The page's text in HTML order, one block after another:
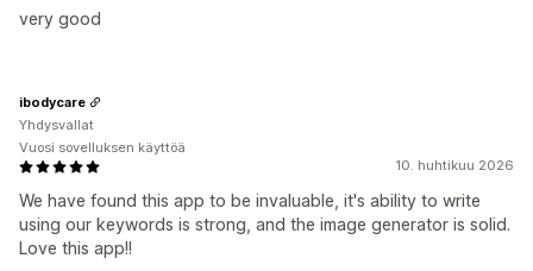
very good
10. huhtikuu 2026
We have found this app to be invaluable, it's ability to write
using our keywords is strong, and the image generator is solid.
Love this app!!
ibodycare
Yhdysvallat
Vuosi sovelluksen käyttöä